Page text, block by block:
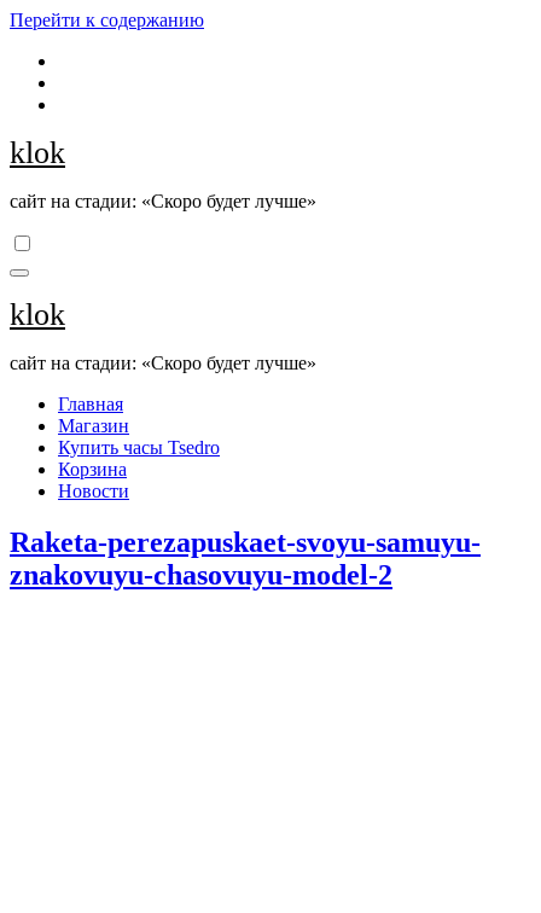
Перейти к содержанию
klok
сайт на стадии: «Скоро будет лучше»
klok
сайт на стадии: «Скоро будет лучше»
Главная
Магазин
Купить часы Tsedro
Корзина
Новости
Raketa-perezapuskaet-svoyu-samuyu-
znakovuyu-chasovuyu-model-2